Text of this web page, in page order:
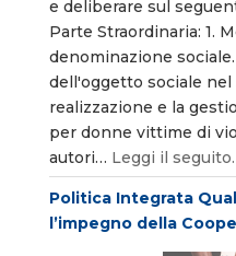
e deliberare sul
Parte Straordinaria: 1.
denominazione
dell'oggetto sociale
realizzazione e la
per donne vittime di
autori… Leggi il
Politica Integrata
l’impegno della